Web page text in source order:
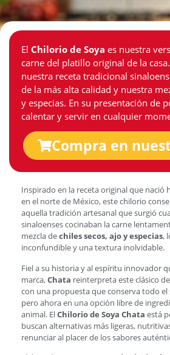
El Chilorio de Soya es nuestra
carne del platillo original de la
nuestra receta tradicional
de la más alta calidad y nuestra
y especias. En su presentación de
calentar y servir en cualquier
Compra en
Inspirado en la receta original que nació
en el norte de México, este chilorio
aquella tradición artesanal que surgió
sinaloenses cocinaban la carne
mezcla dechiles secos, ajo y especias,
inconfundible y una textura inolvidable.
Fiel a su historia y al espíritu innovador
marca,Chata reinterpreta este clásico
con una propuesta que conserva todo
pero ahora en una opción libre de
animal. ElChilorio de Soya Chata está
buscan alternativas más ligeras,
renunciar al placer de los sabores